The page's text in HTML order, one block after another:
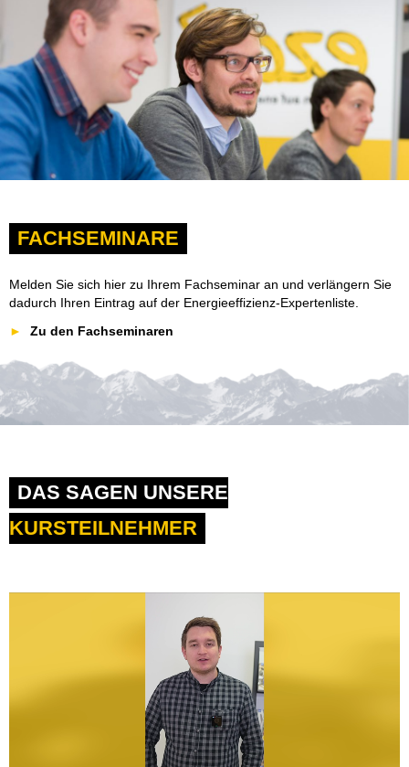
FACHSEMINARE
Melden Sie sich hier zu Ihrem Fachseminar an und verlängern Sie
dadurch Ihren Eintrag auf der Energieeffizienz-Expertenliste.
Zu den Fachseminaren
DAS SAGEN UNSERE
KURSTEILNEHMER